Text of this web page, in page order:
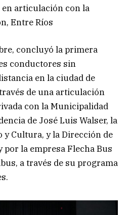
articulación con la
Entre Ríos
concluyó la primera
conductores sin
en la ciudad de
de una articulación
con la Municipalidad
de José Luis Walser, la
y Cultura, y la Dirección de
por la empresa Flecha Bus
a través de su programa